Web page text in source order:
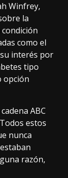
Winfrey,
la
como el
interés por
tipo
opción
ABC
estos
nunca
razón,